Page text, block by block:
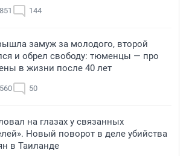
144
замуж за молодого, второй
и обрел свободу: тюменцы — про
в жизни после 40 лет
50
на глазах у связанных
Новый поворот в деле убийства
в Таиланде